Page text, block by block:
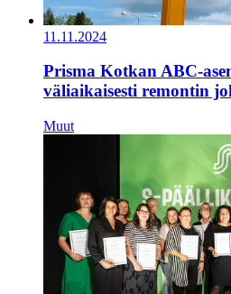
11.11.2024
Prisma Kotkan ABC-
väliaikaisesti remontin
Muut